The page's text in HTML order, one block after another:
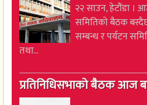
२२ साउन, हेटौंडा ।
समितिको बैठक बस्दैछ
सम्बन्ध र पर्यटन
तथा...
प्रतिनिधिसभाको बैठक आज